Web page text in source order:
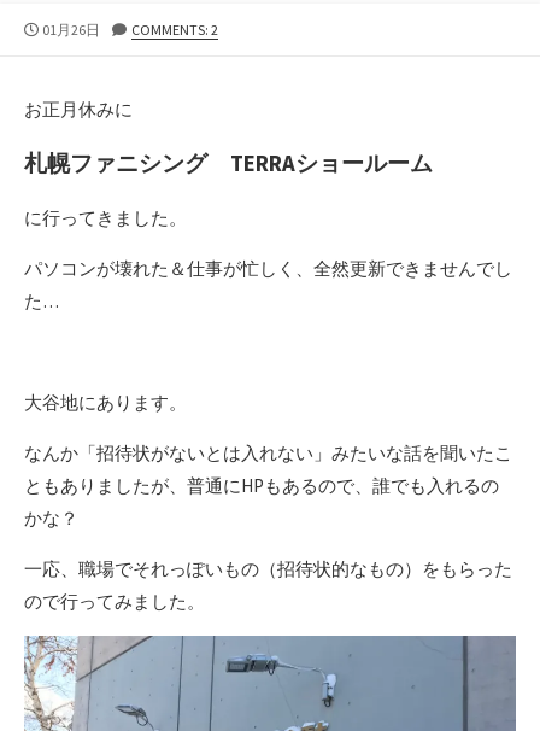
公
01月26日 COMMENTS: 2
お正月休みに
札幌ファニシング TERRAショールーム
に行ってきました。
パソコンが壊れた＆仕事が忙しく、全然更新できませんでし
た…
大谷地にあります。
なんか「招待状がないとは入れない」みたいな話を聞いたこ
ともありましたが、普通にHPもあるので、誰でも入れるの
かな？
一応、職場でそれっぽいもの（招待状的なもの）をもらった
ので行ってみました。